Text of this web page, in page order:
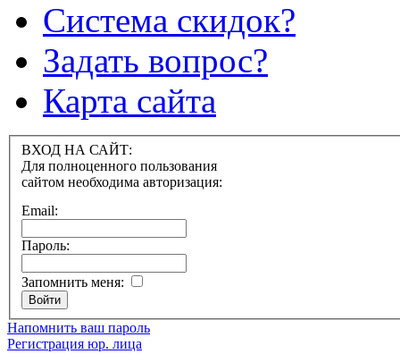
Система скидок?
Задать вопрос?
Карта сайта
ВХОД НА САЙТ:
Для полноценного пользования
сайтом необходима авторизация:
Email:
Пароль:
Запомнить меня:
Войти
Напомнить ваш пароль
Регистрация юр. лица